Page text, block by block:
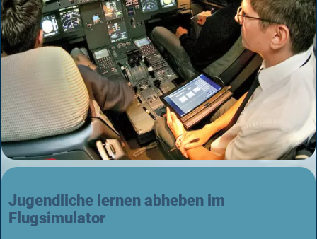
Jugendliche lernen abheben im
Flugsimulator